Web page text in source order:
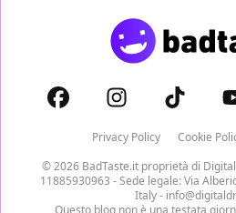
Privacy Policy Cookie
© 2026 BadTaste.it proprietà di
11885930963 - Sede legale: Via
Italy -
Questo blog non è una testata